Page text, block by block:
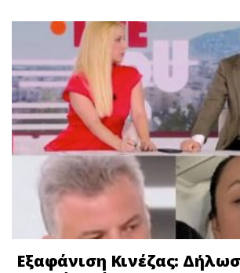
Εξαφάνιση Κινέζας: